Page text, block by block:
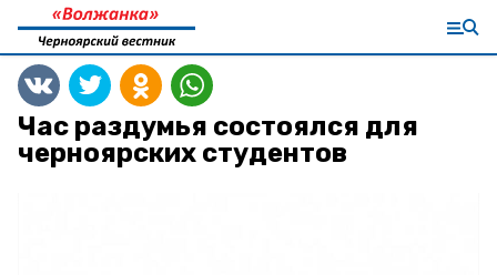
Час раздумья состоялся для
черноярских студентов